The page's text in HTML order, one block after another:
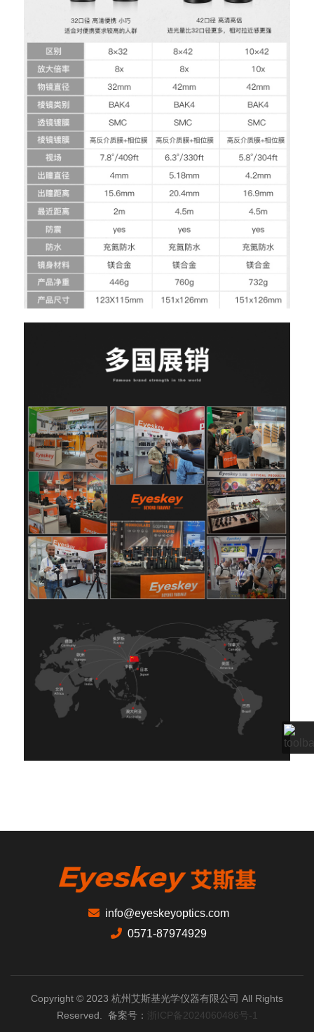
info@eyeskeyoptics.com
0571-87974929
Copyright © 2023 杭州艾斯基光学仪器有限公司 All Rights
Reserved. 备案号： 浙ICP备2024060486号-1